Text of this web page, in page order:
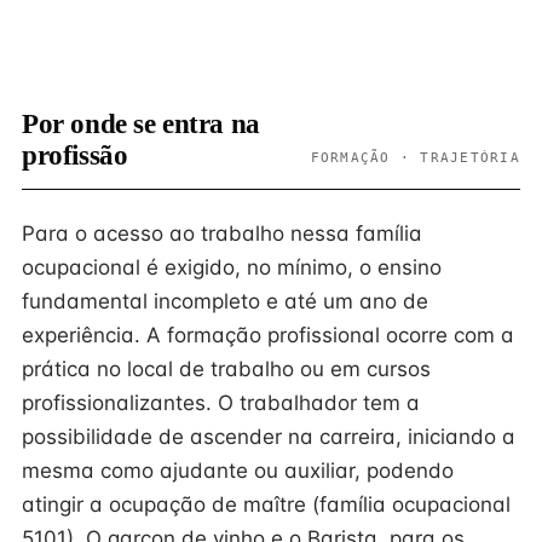
Por onde se entra na
profissão
FORMAÇÃO · TRAJETÓRIA
Para o acesso ao trabalho nessa família
ocupacional é exigido, no mínimo, o ensino
fundamental incompleto e até um ano de
experiência. A formação profissional ocorre com a
prática no local de trabalho ou em cursos
profissionalizantes. O trabalhador tem a
possibilidade de ascender na carreira, iniciando a
mesma como ajudante ou auxiliar, podendo
atingir a ocupação de maître (família ocupacional